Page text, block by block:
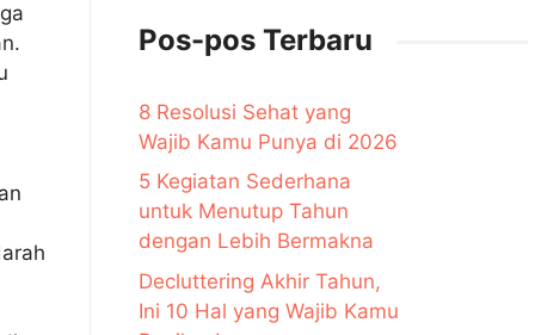
Pos-pos Terbaru
8 Resolusi Sehat yang
Wajib Kamu Punya di 2026
5 Kegiatan Sederhana
untuk Menutup Tahun
dengan Lebih Bermakna
Decluttering Akhir Tahun,
Ini 10 Hal yang Wajib Kamu